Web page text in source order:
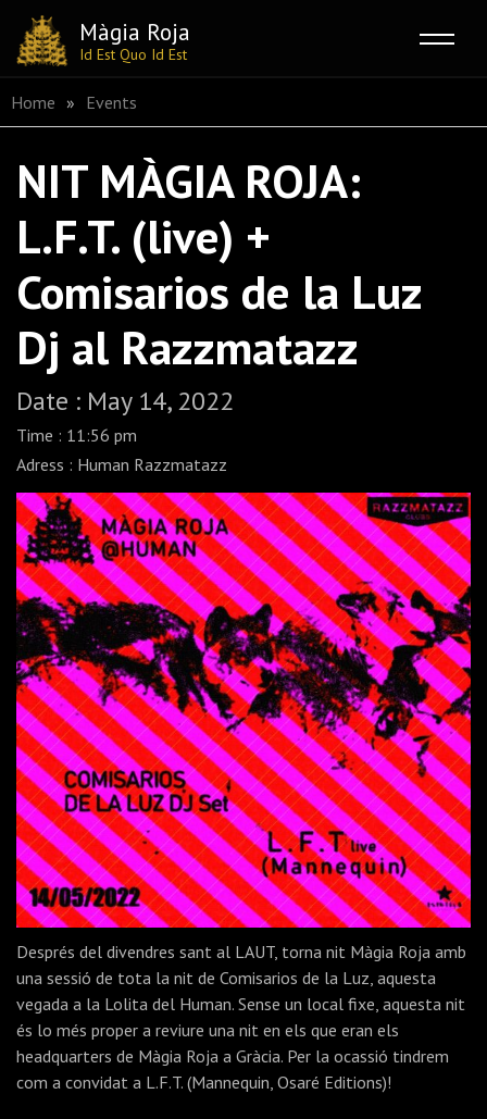
Màgia Roja
Id Est Quo Id Est
Home » Events
NIT MÀGIA ROJA:
L.F.T. (live) +
Comisarios de la Luz
Dj al Razzmatazz
Date : May 14, 2022
Time : 11:56 pm
Adress : Human Razzmatazz
Després del divendres sant al LAUT, torna nit Màgia Roja amb
una sessió de tota la nit de Comisarios de la Luz, aquesta
vegada a la Lolita del Human. Sense un local fixe, aquesta nit
és lo més proper a reviure una nit en els que eran els
headquarters de Màgia Roja a Gràcia. Per la ocassió tindrem
com a convidat a L.F.T. (Mannequin, Osaré Editions)!